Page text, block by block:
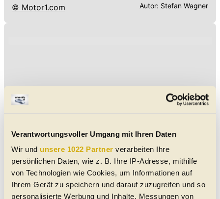
Verantwortungsvoller Umgang mit Ihren Daten
Wir und unsere 1022 Partner verarbeiten Ihre
persönlichen Daten, wie z. B. Ihre IP-Adresse, mithilfe
von Technologien wie Cookies, um Informationen auf
Ihrem Gerät zu speichern und darauf zuzugreifen und so
personalisierte Werbung und Inhalte, Messungen von
© Motor1.com Autor: Stefan Wagner